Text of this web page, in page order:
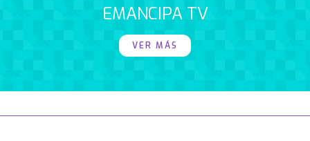
EMANCIPA TV
VER MÁS